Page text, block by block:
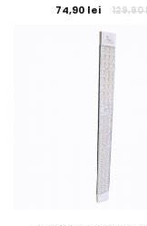
74,90 lei 129,90